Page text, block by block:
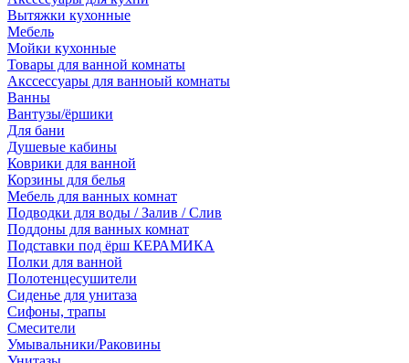
Вытяжки кухонные
Мебель
Мойки кухонные
Товары для ванной комнаты
Акссессуары для ванноый комнаты
Ванны
Вантузы/ёршики
Для бани
Душевые кабины
Коврики для ванной
Корзины для белья
Мебель для ванных комнат
Подводки для воды / Залив / Слив
Поддоны для ванных комнат
Подставки под ёрш КЕРАМИКА
Полки для ванной
Полотенцесушители
Сиденье для унитаза
Сифоны, трапы
Смесители
Умывальники/Раковины